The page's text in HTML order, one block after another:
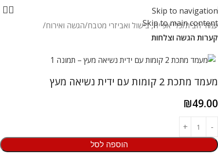
Skip to navigation
Skip to main content
עמוד הבית כלי אפייה, בישול ואביזרי מטבח הגשה ואירוח
קערות הגשה וצלחות
מעמד מתכת 2 קומות עם ידית נשיאה מעץ
₪49.00
הוספה לסל